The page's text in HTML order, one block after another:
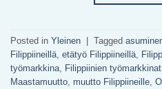
Posted in Yleinen Tagged
Filippiineillä, etätyö Filippiineillä,
työmarkkina, Filippiinien työmarkkinat
Maastamuutto, muutto Filippiineille,